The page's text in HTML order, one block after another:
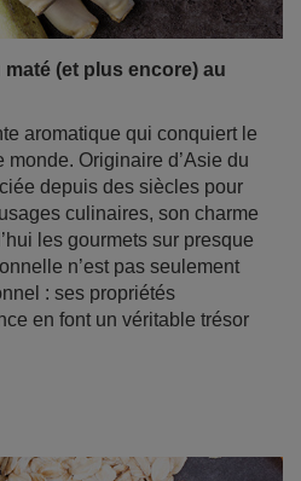
(et plus encore) au
aromatique qui conquiert le
Originaire d’Asie du
depuis des siècles pour
culinaires, son charme
les gourmets sur presque
n’est pas seulement
: ses propriétés
en font un véritable trésor